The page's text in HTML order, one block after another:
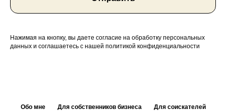
Нажимая на кнопку, вы даете согласие на обработку персональных
данных и соглашаетесь с нашей политикой конфиденциальности
Обо мне Для собственников бизнеса
Для соискателей